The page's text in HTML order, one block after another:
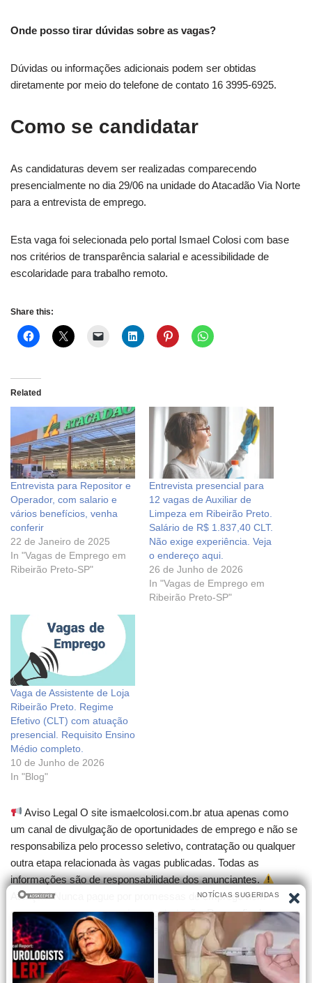
Onde posso tirar dúvidas sobre as vagas?
Dúvidas ou informações adicionais podem ser obtidas
diretamente por meio do telefone de contato 16 3995-6925.
Como se candidatar
As candidaturas devem ser realizadas comparecendo
presencialmente no dia 29/06 na unidade do Atacadão Via Norte
para a entrevista de emprego.
Esta vaga foi selecionada pelo portal Ismael Colosi com base
nos critérios de transparência salarial e acessibilidade de
escolaridade para trabalho remoto.
Share this:
Related
Entrevista para Repositor e
Operador, com salario e
vários benefícios, venha
conferir
22 de Janeiro de 2025
In "Vagas de Emprego em
Ribeirão Preto-SP"
Entrevista presencial para
12 vagas de Auxiliar de
Limpeza em Ribeirão Preto.
Salário de R$ 1.837,40 CLT.
Não exige experiência. Veja
o endereço aqui.
26 de Junho de 2026
In "Vagas de Emprego em
Ribeirão Preto-SP"
Vaga de Assistente de Loja
Ribeirão Preto. Regime
Efetivo (CLT) com atuação
presencial. Requisito Ensino
Médio completo.
10 de Junho de 2026
In "Blog"
Aviso Legal O site ismaelcolosi.com.br atua apenas como
um canal de divulgação de oportunidades de emprego e não se
responsabiliza pelo processo seletivo, contratação ou qualquer
outra etapa relacionada às vagas publicadas. Todas as
informações são de responsabilidade dos anunciantes.
Atenção! Nunca pague por promessas de emprego nem
compre cursos que garantam contratação. Desconfie de
qualquer cobrança para participar de seleções.